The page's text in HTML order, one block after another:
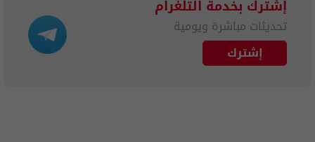
إشترك بخدمة التلغرام
تحديثات مباشرة ويومية
إشترك